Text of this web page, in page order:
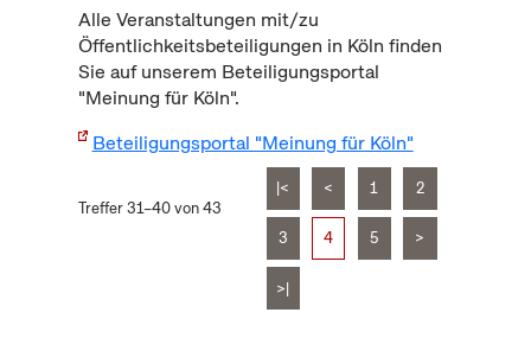
Alle Veranstaltungen mit/zu
Öffentlichkeitsbeteiligungen in Köln finden
Sie auf unserem Beteiligungsportal
"Meinung für Köln".
Beteiligungsportal "Meinung für Köln"
Treffer 31–40 von 43
|< < 1 2
3 4 5 >
>|